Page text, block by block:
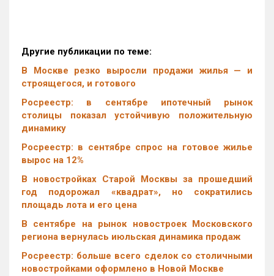
Другие публикации по теме:
В Москве резко выросли продажи жилья — и
строящегося, и готового
Росреестр: в сентябре ипотечный рынок
столицы показал устойчивую положительную
динамику
Росреестр: в сентябре спрос на готовое жилье
вырос на 12%
В новостройках Старой Москвы за прошедший
год подорожал «квадрат», но сократились
площадь лота и его цена
В сентябре на рынок новостроек Московского
региона вернулась июльская динамика продаж
Росреестр: больше всего сделок со столичными
новостройками оформлено в Новой Москве